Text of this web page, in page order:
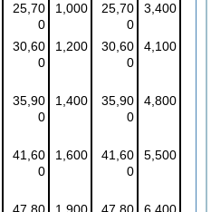
25,70
0
1,000
25,70
0
3,400
30,60
0
1,200
30,60
0
4,100
35,90
0
1,400
35,90
0
4,800
41,60
0
1,600
41,60
0
5,500